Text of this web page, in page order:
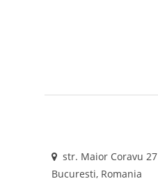
str. Maior Coravu 27
Bucuresti, Romania